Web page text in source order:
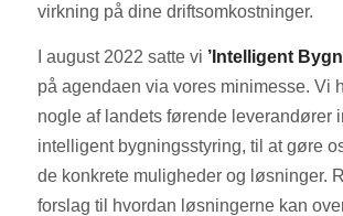
virkning på dine driftsomkostninger.
I august 2022 satte vi ’Intelligent
på agendaen via vores minimesse. Vi
nogle af landets førende leverandører
intelligent bygningsstyring, til at gøre
de konkrete muligheder og løsninger.
forslag til hvordan løsningerne kan